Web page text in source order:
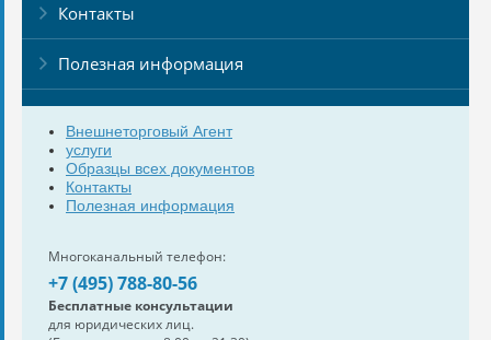
Контакты
Полезная информация
Внешнеторговый Агент
услуги
Образцы всех документов
Контакты
Полезная информация
Многоканальный телефон:
+7 (495) 788-80-56
Бесплатные консультации
для юридических лиц.